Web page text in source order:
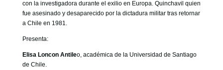
con la investigadora durante el exilio en Europa. Quinchavil quien
fue asesinado y desaparecido por la dictadura militar tras retornar
a Chile en 1981.
Presenta:
Elisa Loncon Antileo, académica de la Universidad de Santiago
de Chile.